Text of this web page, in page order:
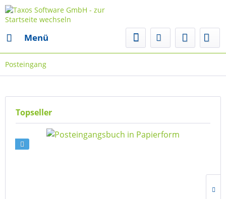
Menü
Posteingang
Topseller